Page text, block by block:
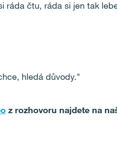
čtu, ráda si jen tak
hledá důvody."
z rozhovoru najdete na